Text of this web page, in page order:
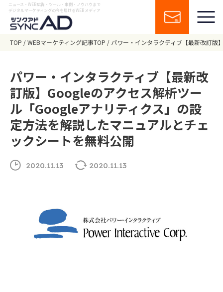
ニュース・WEB広告・ツール・事例・ノウハウまで
デジタルマーケティングの今を届けるWEBメディア
TOP WEBマーケティング記事TOP パワー・インタラクティブ【最新改訂版
パワー・インタラクティブ【最新改
訂版】Googleのアクセス解析ツー
ル「Googleアナリティクス」の設
定方法を解説したマニュアルとチェ
ックシートを無料公開
2020.11.13 2020.11.13